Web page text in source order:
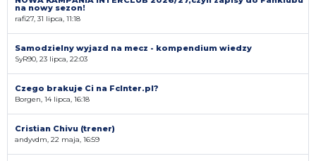
na nowy sezon!
rafi27, 31 lipca, 11:18
Samodzielny wyjazd na mecz - kompendium wiedzy
SyR90, 23 lipca, 22:03
Czego brakuje Ci na FcInter.pl?
Borgen, 14 lipca, 16:18
Cristian Chivu (trener)
andyvdm, 22 maja, 16:59